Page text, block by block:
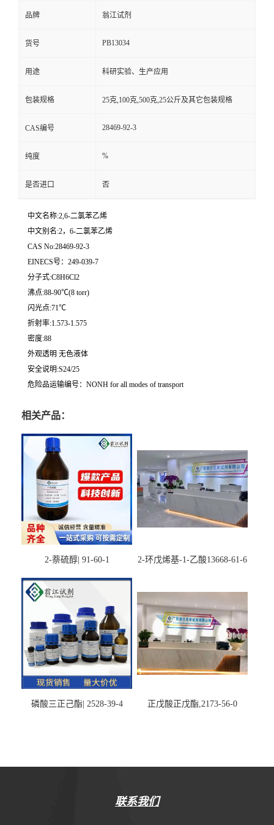
品牌 翁江试剂
货号 PB13034
用途 科研实验、生产应用
包装规格 25克,100克,500克,25公斤及其它包装规格
CAS编号 28469-92-3
纯度 %
是否进口 否
中文名称:2,6-二氯苯乙烯
中文别名:2，6-二氯苯乙烯
CAS No:28469-92-3
EINECS号：249-039-7
分子式:C8H6Cl2
沸点:88-90℃(8 torr)
闪光点:71℃
折射率:1.573-1.575
密度:88
外观透明 无色液体
安全说明:S24/25
危险品运输编号：NONH for all modes of transport
相关产品：
2-萘硫醇| 91-60-1 2-环戊烯基-1-乙酸13668-61-6
磷酸三正己酯| 2528-39-4 正戊酸正戊酯,2173-56-0
联系我们